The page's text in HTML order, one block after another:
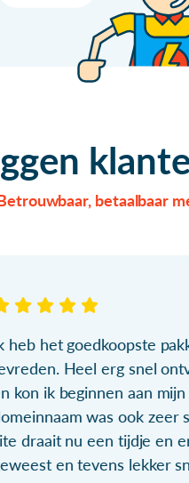
betaalbaar
heb het goedkoopste
Heel erg snel
kon ik beginnen aan
was ook zeer
draait nu een tijdje en
en tevens lekker